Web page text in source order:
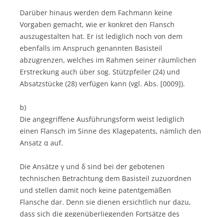
Darüber hinaus werden dem Fachmann keine
Vorgaben gemacht, wie er konkret den Flansch
auszugestalten hat. Er ist lediglich noch von dem
ebenfalls im Anspruch genannten Basisteil
abzugrenzen, welches im Rahmen seiner räumlichen
Erstreckung auch über sog. Stützpfeiler (24) und
Absatzstücke (28) verfügen kann (vgl. Abs. [0009]).
b)
Die angegriffene Ausführungsform weist lediglich
einen Flansch im Sinne des Klagepatents, nämlich den
Ansatz α auf.
Die Ansätze γ und δ sind bei der gebotenen
technischen Betrachtung dem Basisteil zuzuordnen
und stellen damit noch keine patentgemäßen
Flansche dar. Denn sie dienen ersichtlich nur dazu,
dass sich die gegenüberliegenden Fortsätze des